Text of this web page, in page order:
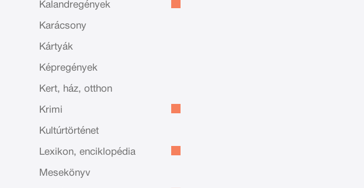
Kalandregények
Karácsony
Kártyák
Képregények
Kert, ház, otthon
Krimi
Kultúrtörténet
Lexikon, enciklopédia
Mesekönyv